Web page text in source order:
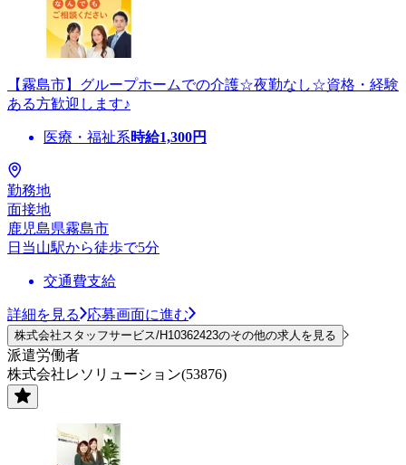
【霧島市】グループホームでの介護☆夜勤なし☆資格・経験
ある方歓迎します♪
医療・福祉系時給1,300円
勤務地
面接地
鹿児島県霧島市
日当山駅から徒歩で5分
交通費支給
詳細を見る 応募画面に進む
株式会社スタッフサービス/H10362423のその他の求人を見る
派遣労働者
株式会社レソリューション(53876)